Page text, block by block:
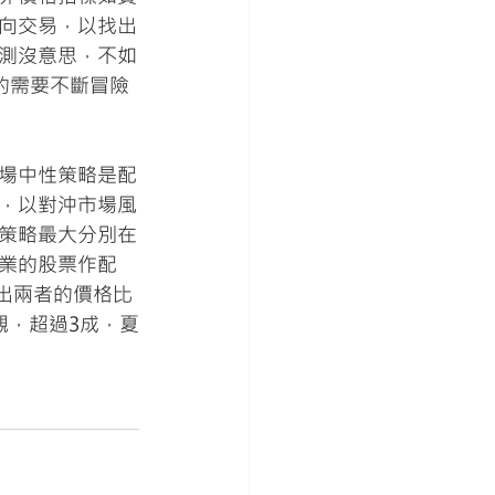
交易，以找出
沒意思，不如
需要不斷冒險
中性策略是配
以對沖市場風
略最大分別在
的股票作配
兩者的價格比
，超過3成，夏